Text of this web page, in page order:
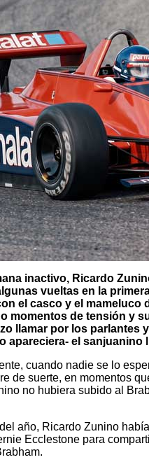
inactivo, Ricardo
vueltas en la
el casco y el
momentos de tensión y
llamar por los
apareciera- el
cuando nadie se lo
de suerte, en momentos
no hubiera subido al
año, Ricardo Zunino había
Ecclestone para